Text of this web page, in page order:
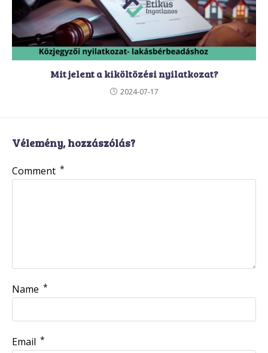
Mit jelent a kiköltözési nyilatkozat?
2024-07-17
Vélemény, hozzászólás?
Comment *
Name *
Email *